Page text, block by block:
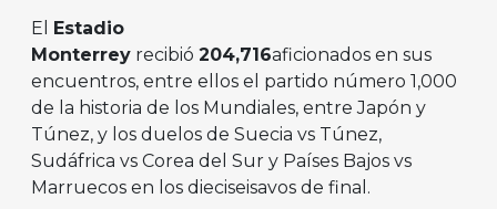
El
Estadio
Monterrey recibió 204,716aficionados en sus
encuentros, entre ellos el partido número 1,000
de la historia de los Mundiales, entre Japón y
Túnez, y los duelos de Suecia vs Túnez,
Sudáfrica vs Corea del Sur y Países Bajos vs
Marruecos en los dieciseisavos de final.